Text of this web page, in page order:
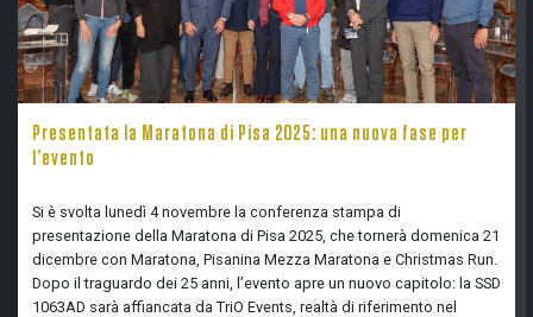
Presentata la Maratona di Pisa 2025: una nuova fase per
l’evento
Si è svolta lunedì 4 novembre la conferenza stampa di
presentazione della Maratona di Pisa 2025, che tornerà domenica 21
dicembre con Maratona, Pisanina Mezza Maratona e Christmas Run.
Dopo il traguardo dei 25 anni, l’evento apre un nuovo capitolo: la SSD
1063AD sarà affiancata da TriO Events, realtà di riferimento nel